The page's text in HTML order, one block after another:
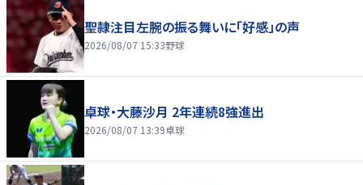
聖隷注目左腕の振る舞いに「好感」の声
2026/08/07 15:33野球
卓球・大藤沙月 2年連続8強進出
2026/08/07 13:39卓球